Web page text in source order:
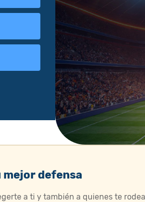
defensa
a ti y también a quienes te